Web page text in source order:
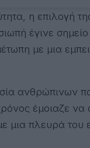
η επιλογή
έγινε
με μια
ανθρώπινων
έμοιαζε να
μια πλευρά του